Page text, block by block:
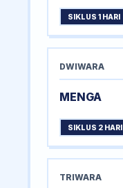
SIKLUS 1 HARI
DWIWARA
MENGA
SIKLUS 2 HARI
TRIWARA